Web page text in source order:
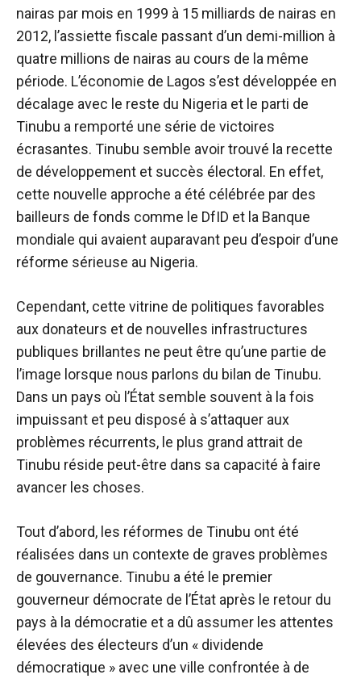
nairas par mois en 1999 à 15 milliards de nairas en
2012, l’assiette fiscale passant d’un demi-million à
quatre millions de nairas au cours de la même
période. L’économie de Lagos s’est développée en
décalage avec le reste du Nigeria et le parti de
Tinubu a remporté une série de victoires
écrasantes. Tinubu semble avoir trouvé la recette
de développement et succès électoral . En effet,
cette nouvelle approche a été célébrée par des
bailleurs de fonds comme le DfID et la Banque
mondiale qui avaient auparavant peu d’espoir d’une
réforme sérieuse au Nigeria.
Cependant, cette vitrine de politiques favorables
aux donateurs et de nouvelles infrastructures
publiques brillantes ne peut être qu’une partie de
l’image lorsque nous parlons du bilan de Tinubu.
Dans un pays où l’État semble souvent à la fois
impuissant et peu disposé à s’attaquer aux
problèmes récurrents, le plus grand attrait de
Tinubu réside peut-être dans sa capacité à faire
avancer les choses.
Tout d’abord, les réformes de Tinubu ont été
réalisées dans un contexte de graves problèmes
de gouvernance. Tinubu a été le premier
gouverneur démocrate de l’État après le retour du
pays à la démocratie et a dû assumer les attentes
élevées des électeurs d’un « dividende
démocratique » avec une ville confrontée à de